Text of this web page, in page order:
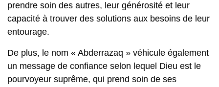
prendre soin des autres, leur générosité et leur
capacité à trouver des solutions aux besoins de leur
entourage.
De plus, le nom « Abderrazaq » véhicule également
un message de confiance selon lequel Dieu est le
pourvoyeur suprême, qui prend soin de ses